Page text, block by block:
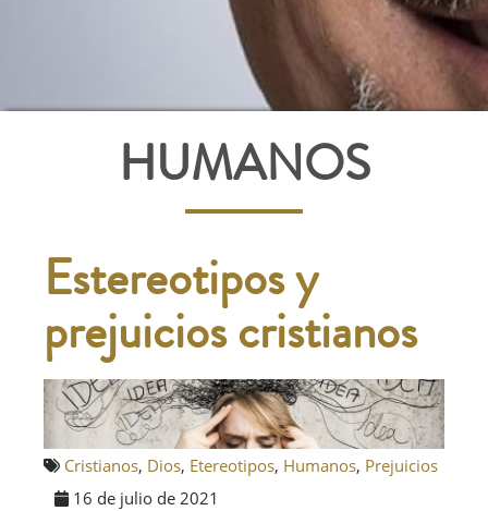
HUMANOS
Estereotipos y
prejuicios cristianos
Cristianos, Dios, Etereotipos, Humanos, Prejuicios
16 de julio de 2021